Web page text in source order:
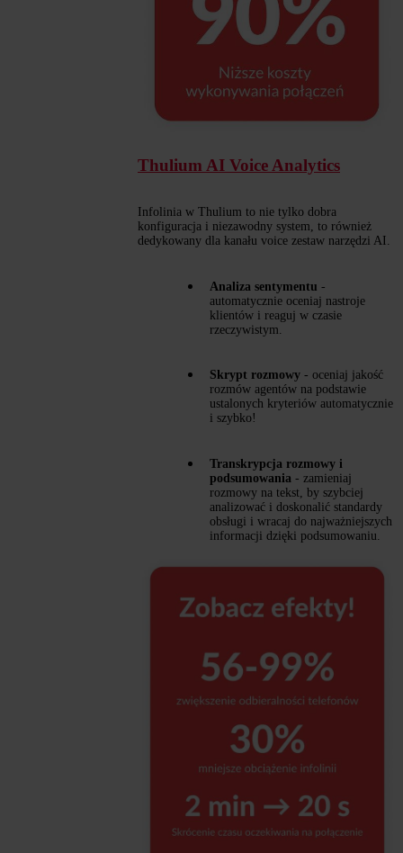
Thulium AI Voice Analytics
Infolinia w Thulium to nie tylko dobra
konfiguracja i niezawodny system, to również
dedykowany dla kanału voice zestaw narzędzi AI.
Analiza sentymentu -
automatycznie oceniaj nastroje
klientów i reaguj w czasie
rzeczywistym.
Skrypt rozmowy - oceniaj jakość
rozmów agentów na podstawie
ustalonych kryteriów automatycznie
i szybko!
Transkrypcja rozmowy i
podsumowania - zamieniaj
rozmowy na tekst, by szybciej
analizować i doskonalić standardy
obsługi i wracaj do najważniejszych
informacji dzięki podsumowaniu.